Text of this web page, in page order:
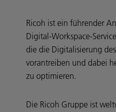
Ricoh ist ein führender
Digital-Workspace-
die die Digitalisierung
vorantreiben und dabei
zu optimieren.
Die Ricoh Gruppe ist